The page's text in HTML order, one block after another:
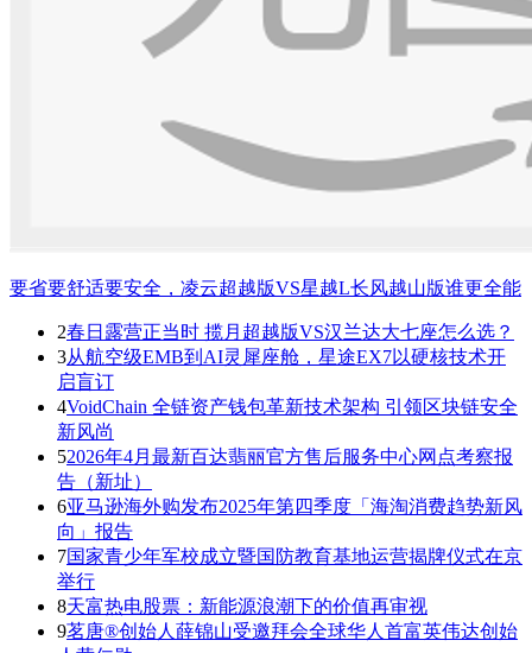
要省要舒适要安全，凌云超越版VS星越L长风越山版谁更全能
2春日露营正当时 揽月超越版VS汉兰达大七座怎么选？
3从航空级EMB到AI灵犀座舱，星途EX7以硬核技术开
启盲订
4VoidChain 全链资产钱包革新技术架构 引领区块链安全
新风尚
52026年4月最新百达翡丽官方售后服务中心网点考察报
告（新址）
6亚马逊海外购发布2025年第四季度「海淘消费趋势新风
向」报告
7国家青少年军校成立暨国防教育基地运营揭牌仪式在京
举行
8天富热电股票：新能源浪潮下的价值再审视
9茗唐®创始人薛锦山受邀拜会全球华人首富英伟达创始